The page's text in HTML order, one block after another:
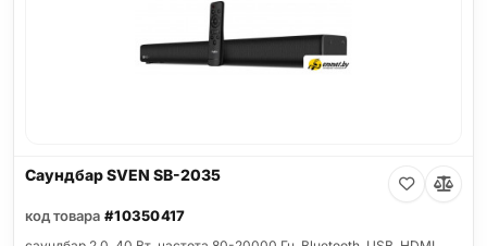
Саундбар SVEN SB-2035
код товара #10350417